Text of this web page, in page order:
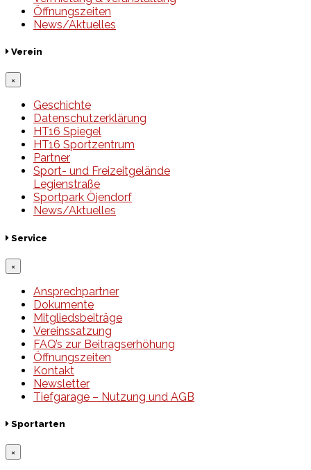
Öffnungszeiten
News/Aktuelles
Verein
×
Geschichte
Datenschutzerklärung
HT16 Spiegel
HT16 Sportzentrum
Partner
Sport- und Freizeitgelände
Legienstraße
Sportpark Öjendorf
News/Aktuelles
Service
×
Ansprechpartner
Dokumente
Mitgliedsbeiträge
Vereinssatzung
FAQ’s zur Beitragserhöhung
Öffnungszeiten
Kontakt
Newsletter
Tiefgarage – Nutzung und AGB
Sportarten
×